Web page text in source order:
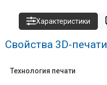
Характеристики
Свойства 3D-печати
Технология печати